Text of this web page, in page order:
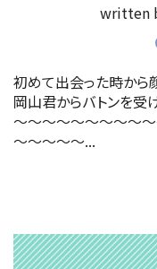
written
初めて出会った時から
岡山君からバトンを受
～～～～～～～～～
～～～～～...